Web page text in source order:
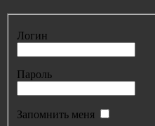
Логин
Пароль
Запомнить меня